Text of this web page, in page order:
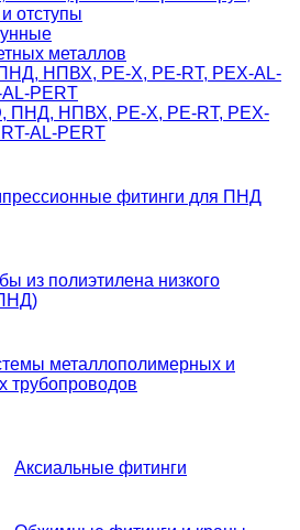
отступы
металлов
НПВХ, PE-X, PE-RT, PEX-AL-
PERT
ПНД, НПВХ, PE-X, PE-RT, PEX-
AL-PERT
фитинги для ПНД
из полиэтилена низкого
металлополимерных и
трубопроводов
Аксиальные фитинги